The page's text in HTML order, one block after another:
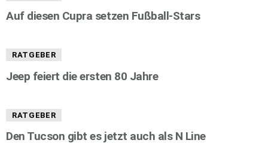
Auf diesen Cupra setzen Fußball-Stars
RATGEBER
Jeep feiert die ersten 80 Jahre
RATGEBER
Den Tucson gibt es jetzt auch als N Line